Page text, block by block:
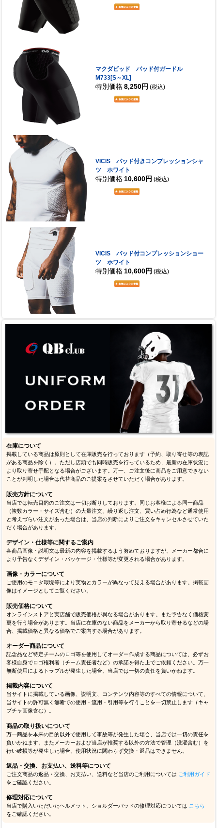
マクダビッド パッド付ガードル
M733[S～XL]
特別価格 8,250円 (税込)
VICIS パッド付きコンプレッションシャ
ツ ホワイト
特別価格 10,600円 (税込)
VICIS パッド付コンプレッションショー
ツ ホワイト
特別価格 10,600円 (税込)
在庫について
掲載している商品は原則として在庫販売を行っております（予約、取り寄せ等の表記
がある商品を除く）。ただし店頭でも同時販売を行っているため、最新の在庫状況に
より取り寄せ手配となる場合がございます。万一、ご注文後に商品をご用意できない
ことが判明した場合は代替商品のご提案をさせていただく場合があります。
販売方針について
当店では転売目的のご注文は一切お断りしております。同じお客様による同一商品
（複数カラー・サイズ含む）の大量注文、繰り返し注文、買い占め行為など通常使用
と考えづらい注文があった場合は、当店の判断によりご注文をキャンセルさせていた
だく場合があります。
デザイン・仕様等に関するご案内
各商品画像・説明文は最新の内容を掲載するよう努めておりますが、メーカー都合に
より予告なくデザイン・パッケージ・仕様等が変更される場合があります。
画像・カラーについて
ご使用のモニタ環境等により実物とカラーが異なって見える場合があります。掲載画
像はイメージとしてご覧ください。
販売価格について
オンラインストアと実店舗で販売価格が異なる場合があります。また予告なく価格変
更を行う場合があります。当店に在庫のない商品をメーカーから取り寄せるなどの場
合、掲載価格と異なる価格でご案内する場合があります。
オーダー商品について
記念品など特定チームのロゴ等を使用してオーダー作成する商品については、必ずお
客様自身でロゴ権利者（チーム責任者など）の承諾を得た上でご依頼ください。万一
無断使用によるトラブルが発生した場合、当店では一切の責任を負いかねます。
掲載内容について
当サイトに掲載している画像、説明文、コンテンツ内容等のすべての情報について、
当サイトの許可無く無断での使用・流用・引用等を行うことを一切禁止します（キャ
プチャ画像含む）。
商品の取り扱いについて
万一商品を本来の目的以外で使用して事故等が発生した場合、当店では一切の責任を
負いかねます。またメーカーおよび当店が推奨する以外の方法で管理（洗濯含む）を
行い破損等が発生した場合、使用状況に関わらず交換・返品はできません。
返品・交換、お支払い、送料等について
ご注文商品の返品・交換、お支払い、送料など当店のご利用については ご利用ガイド
をご確認ください。
修理対応について
当店で購入いただいたヘルメット、ショルダーパッドの修理対応については こちら
をご確認ください。